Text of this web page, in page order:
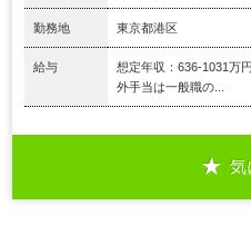
勤務地 東京都港区
給与
想定年収：636-1031万
外手当は一般職の...
気